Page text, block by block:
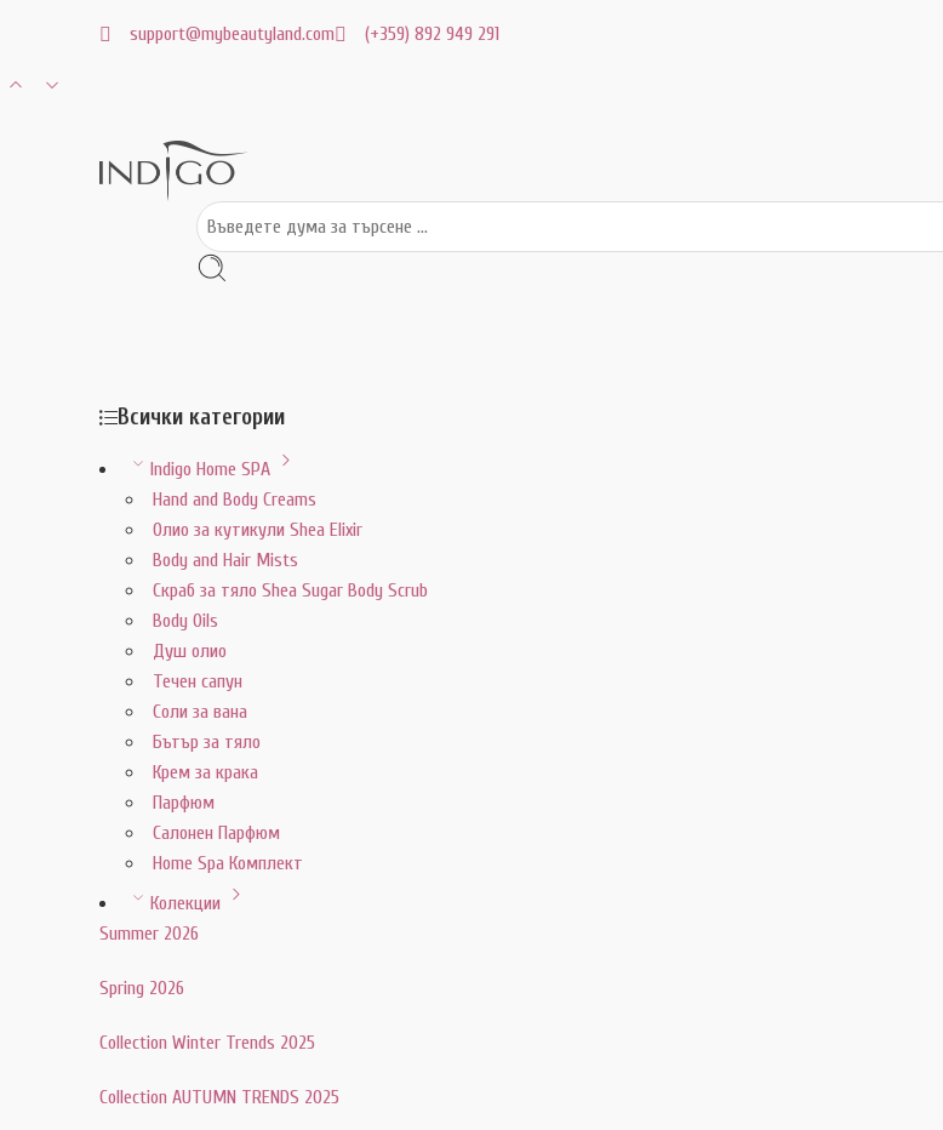
support@mybeautyland.com (+359) 892 949 291
Всички категории
Indigo Home SPA
Hand and Body Creams
Олио за кутикули Shea Elixir
Body and Hair Mists
Скраб за тяло Shea Sugar Body Scrub
Body Oils
Душ олио
Течен сапун
Соли за вана
Бътър за тяло
Крем за крака
Парфюм
Салонен Парфюм
Home Spa Комплект
Колекции
Summer 2026
Spring 2026
Collection Winter Trends 2025
Collection AUTUMN TRENDS 2025